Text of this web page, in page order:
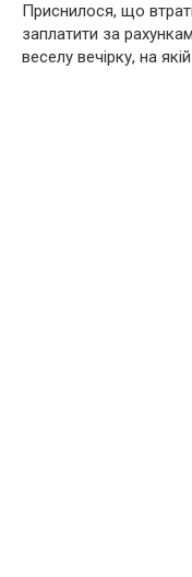
Приснилося, що
заплатити за
веселу вечірку, на